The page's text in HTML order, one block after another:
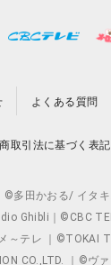
よくある質問
取引法に基づく表記
田かおる/ イタ
Ghibli｜©CBC
レ ｜©TOKAI
CO.,LTD. ｜©